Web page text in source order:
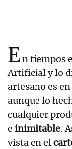
En tiempos
Artificial y lo
artesano es
aunque lo
cualquier
e inimitable.
vista en el